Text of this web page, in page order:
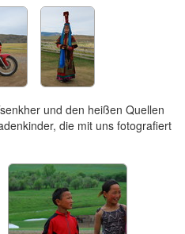
und den heißen Quellen
die mit uns fotografiert